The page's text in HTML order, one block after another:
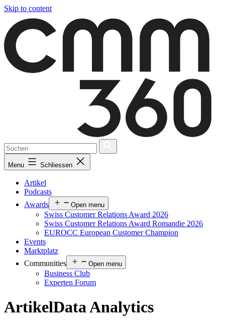
Skip to content
Menu Schliessen
Artikel
Podcasts
Awards
Open menu
Swiss Customer Relations Award 2026
Swiss Customer Relations Award Romandie 2026
EUROCC European Customer Champion
Events
Marktplatz
Communities
Open menu
Business Club
Experten Forum
ArtikelData Analytics